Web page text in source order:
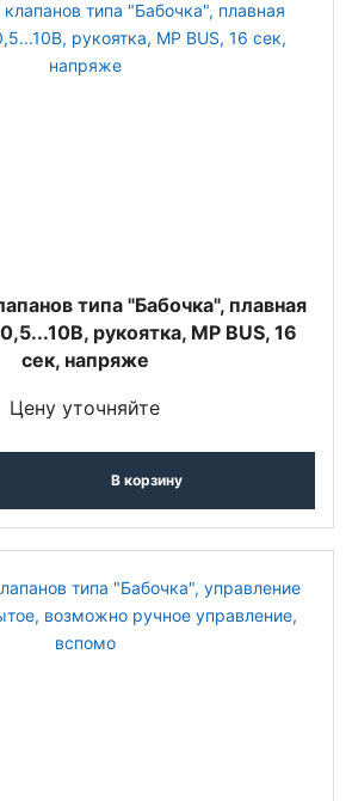
типа "Бабочка", плавная
рукоятка, MP BUS, 16
сек, напряже
Цену уточняйте
В корзину